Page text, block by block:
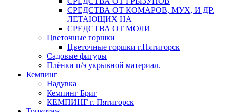
СРЕДСТВА ОТ КОМАРОВ, МУХ, И ДР.
ЛЕТАЮЩИХ НА
СРЕДСТВА ОТ МОЛИ
Цветочные горшки
Цветочные горшки г.Пятигорск
Садовые фигуры
Плёнки п/э укрывной материал.
Кемпинг
Надувка
Кемпинг Бриг
КЕМПИНГ г. Пятигорск